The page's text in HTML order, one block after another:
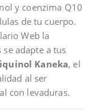
y coenzima Q10
de tu cuerpo.
Web la
adapte a tus
Kaneka, el
al ser
con levaduras.